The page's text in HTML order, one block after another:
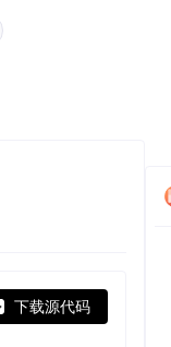
下载源代码